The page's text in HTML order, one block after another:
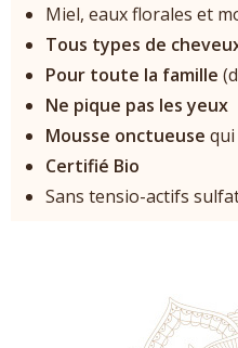
Miel, eaux florales et
Tous types de
Pour toute la famille
Ne pique pas les yeux
Mousse onctueuse
Certifié Bio
Sans tensio-actifs